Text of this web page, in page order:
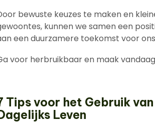
bewuste keuzes te maken en
kunnen we samen een
een duurzamere toekomst voor
voor herbruikbaar en maak
Tips voor het Gebruik
Leven